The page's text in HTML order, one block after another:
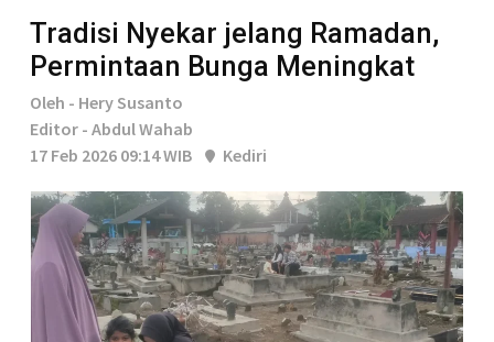
Tradisi Nyekar jelang Ramadan,
Permintaan Bunga Meningkat
Oleh - Hery Susanto
Editor - Abdul Wahab
17 Feb 2026 09:14 WIB
Kediri